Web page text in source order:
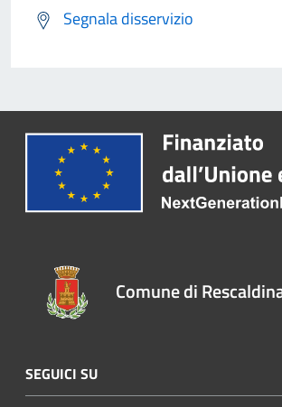
Segnala disservizio
Comune di
SEGUICI SU